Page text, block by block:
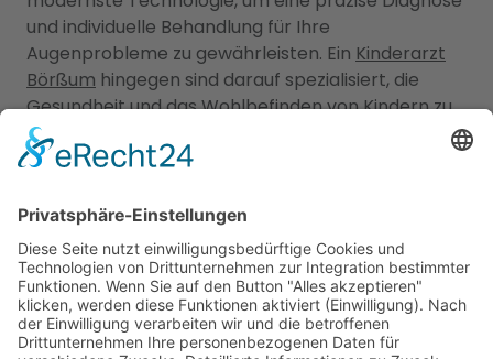
und individuelle Behandlung für Ihre
Augenprobleme zu gewährleisten. Ein Kinderarzt
Börßum hingegen sind darauf spezialisiert, die
Gesundheit und das Wohlbefinden von Kindern zu
betreuen. Sie bieten umfassende
Vorsorgeuntersuchungen, Impfungen, Behandlung
Beratung für Eltern in verschiedenen
medizinischen Bereichen an. Unsere Kinderärzte
Börßum sind einfühlsam, kinderfreundlich und
haben langjährige Erfahrung in der Betreuung von
Kindern aller Altersgruppen. Unser
Branchenportal bietet Ihnen detaillierte